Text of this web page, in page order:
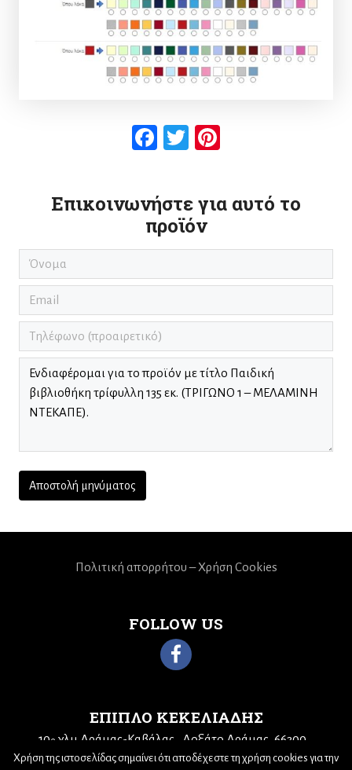
Facebook
Twitter
Επικοινωνήστε για αυτό το
προϊόν
ΕΠΙΠΛΟ ΚΕΚΕΛΙΑΔΗΣ
10ο χλμ Δράμας-Καβάλας
Δοξάτο Δράμας, 66300
Τηλ: 25210 68943 Email:kekeliadis@otenet.gr
FOLLOW US
Πολιτική απορρήτου – Χρήση Cookies
Χρήση της ιστοσελίδας σημαίνει ότι αποδέχεστε τη χρήση cookies για την